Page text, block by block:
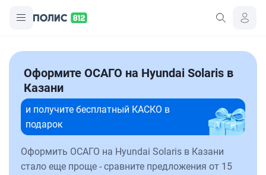
Оформите ОСАГО на Hyundai Solaris в
Казани
и получите бесплатный КАСКО в
подарок
Оформить ОСАГО на Hyundai Solaris в Казани
стало еще проще - сравните предложения от 15